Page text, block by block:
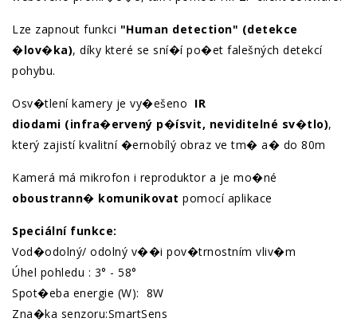
Lze zapnout funkci "Human detection" (detekce
�lov�ka), díky které se sní�í po�et falešných detekcí
pohybu.
Osv�tlení kamery je vy�ešeno IR
diodami (infra�ervený p�ísvit, neviditelné sv�tlo),
který zajistí kvalitní �ernobílý obraz ve tm� a� do 80m
Kamerá má mikrofon i reproduktor a je mo�né
oboustrann� komunikovat pomocí aplikace
Speciální funkce:
Vod�odolný/ odolný v��i pov�trnostním vliv�m
Úhel pohledu : 3° - 58°
Spot�eba energie (W): 8W
Zna�ka senzoru:SmartSens